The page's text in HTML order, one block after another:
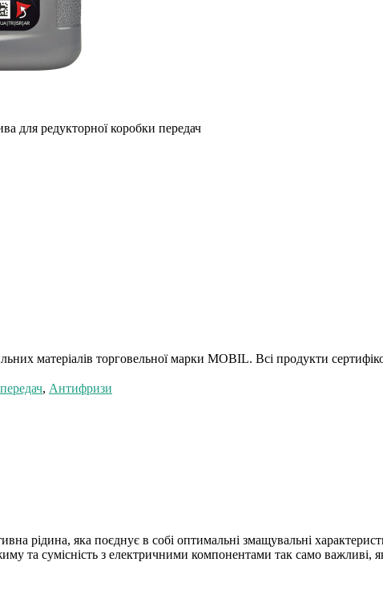
для редукторної коробки передач
матеріалів торговельної марки MOBIL. Всі продукти
, Антифризи
рідина, яка поєднує в собі оптимальні змащувальні
та сумісність з електричними компонентами так само